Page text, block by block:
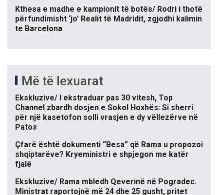
Kthesa e madhe e kampionit të botës/ Rodri i thotë
përfundimisht ‘jo’ Realit të Madridit, zgjodhi kalimin
te Barcelona
Më të lexuarat
Ekskluzive/ I ekstraduar pas 30 vitesh, Top
Channel zbardh dosjen e Sokol Hoxhës: Si sherri
për një kasetofon solli vrasjen e dy vëllezërve në
Patos
Çfarë është dokumenti “Besa” që Rama u propozoi
shqiptarëve? Kryeministri e shpjegon me katër
fjalë
Ekskluzive/ Rama mbledh Qeverinë në Pogradec.
Ministrat raportojnë më 24 dhe 25 gusht, pritet